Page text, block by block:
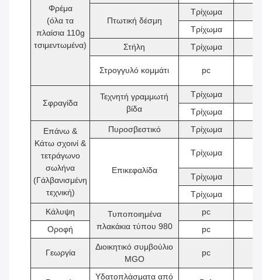
Φρέμα
(όλα τα
πλαίσια 110g
τσιμεντωμένα)
Πτωτική δέσμη
Τρίχωμα
Τρίχωμα
Στήλη
Τρίχωμα
Στρογγυλό κομμάτι pc
Σφραγίδα
Τεχνητή γραμμωτή
βίδα
Τρίχωμα
Τρίχωμα
Επάνω &
Κάτω σχοινί &
τετράγωνο
σωλήνα
(Γάλβανισμένη
τεχνική)
Πυροσβεστικό Τρίχωμα
Επικεφαλίδα
Τρίχωμα
Τρίχωμα
Τρίχωμα
Κάλυψη
Τυποποιημένα
πλακάκια τύπου 980
pc
Οροφή
pc
Γεωργία
Διοικητικό συμβούλιο
MGO
pc
Υδατοπλάσματα από